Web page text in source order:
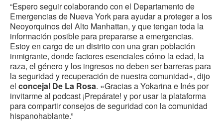
“Espero seguir colaborando con el Departamento de
Emergencias de Nueva York para ayudar a proteger a los
Neoyorquinos del Alto Manhattan, y que tengan toda la
información posible para prepararse a emergencias.
Estoy en cargo de un distrito con una gran población
inmigrante, donde factores esenciales cómo la edad, la
raza, el género y los ingresos no deben ser barreras para
la seguridad y recuperación de nuestra comunidad», dijo
el concejal De La Rosa. «Gracias a Yokarina e Inés por
invitarme al podcast ¡Prepárate! y por usar la plataforma
para compartir consejos de seguridad con la comunidad
hispanohablante.”